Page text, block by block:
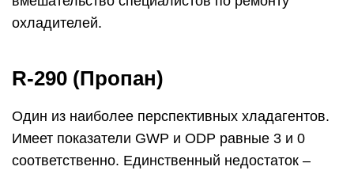
охладителей.
R-290 (Пропан)
Один из наиболее перспективных хладагентов.
Имеет показатели GWP и ODP равные 3 и 0
соответственно. Единственный недостаток –